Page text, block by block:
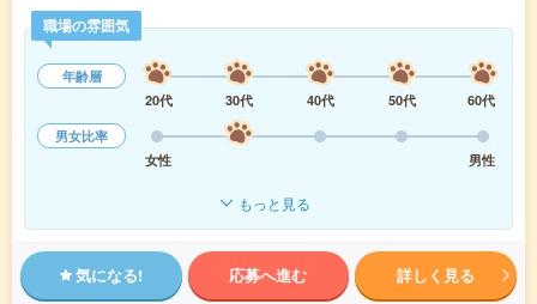
職場の雰囲気
年齢層
20代
30代 40代 50代
60代
男女比率
女性
男性
もっと見る
気になる! 応募へ進む 詳しく見る